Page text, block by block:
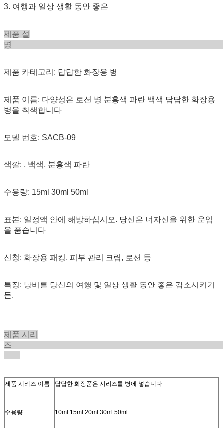
3. 여행과 일상 생활 동안 좋은
제품 설
제품 카테고리: 답답한 화장용 병
제품 이름: 다양성은 로션 병 분홍색 파란 백색 답답한 화장용
병을 착색합니다
모델 번호: SACB-09
색깔: , 백색, 분홍색 파란
수용량: 15ml 30ml 50ml
표본: 일정액 안에 해방하십시오. 당신은 너자신을 위한 운임
을 품습니다
신청: 화장용 패킹, 피부 관리 크림, 로션 등
특징: 낭비를 당신의 여행 및 일상 생활 동안 좋은 감소시키거
든.
제품 시리
제품 시리즈 이름 답답한 화장품은 시리즈를 병에 넣습니다
수용량 10ml 15ml 20ml 30ml 50ml